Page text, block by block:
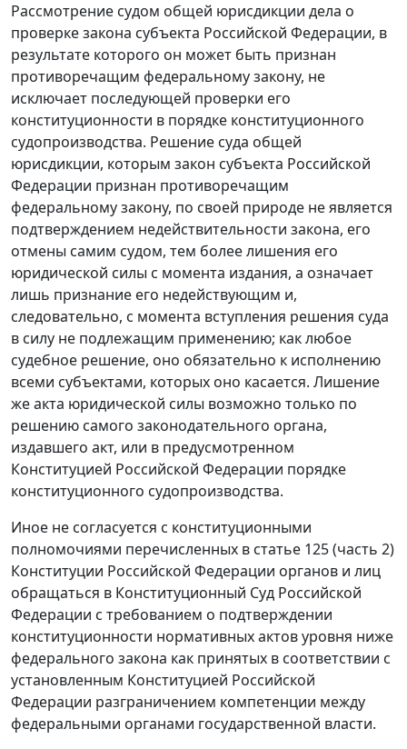
Рассмотрение судом общей юрисдикции дела о
проверке закона субъекта Российской Федерации, в
результате которого он может быть признан
противоречащим федеральному закону, не
исключает последующей проверки его
конституционности в порядке конституционного
судопроизводства. Решение суда общей
юрисдикции, которым закон субъекта Российской
Федерации признан противоречащим
федеральному закону, по своей природе не является
подтверждением недействительности закона, его
отмены самим судом, тем более лишения его
юридической силы с момента издания, а означает
лишь признание его недействующим и,
следовательно, с момента вступления решения суда
в силу не подлежащим применению; как любое
судебное решение, оно обязательно к исполнению
всеми субъектами, которых оно касается. Лишение
же акта юридической силы возможно только по
решению самого законодательного органа,
издавшего акт, или в предусмотренном
Конституцией Российской Федерации порядке
конституционного судопроизводства.
Иное не согласуется с конституционными
полномочиями перечисленных в статье 125 (часть 2)
Конституции Российской Федерации органов и лиц
обращаться в Конституционный Суд Российской
Федерации с требованием о подтверждении
конституционности нормативных актов уровня ниже
федерального закона как принятых в соответствии с
установленным Конституцией Российской
Федерации разграничением компетенции между
федеральными органами государственной власти.